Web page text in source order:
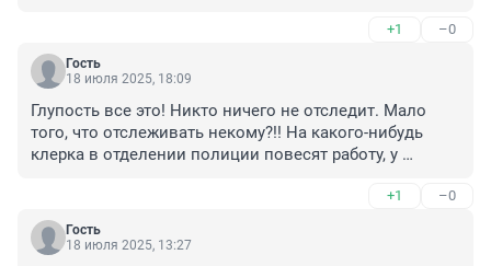
кишлаков, больных проказой так массово завозят?
Какая то анти-утопия начинается...
+1 –0
Гость
18 июля 2025, 18:09
Глупость все это! Никто ничего не отследит. Мало
того, что отслеживать некому?!! На какого-нибудь
клерка в отделении полиции повесят работу, у
Это как и панику с заброшенными участками в
садовых товариществах по весне поднимали?
Плохо то, что народ наэлектризован, идет СВО,
+1 –0
Гость
18 июля 2025, 13:27